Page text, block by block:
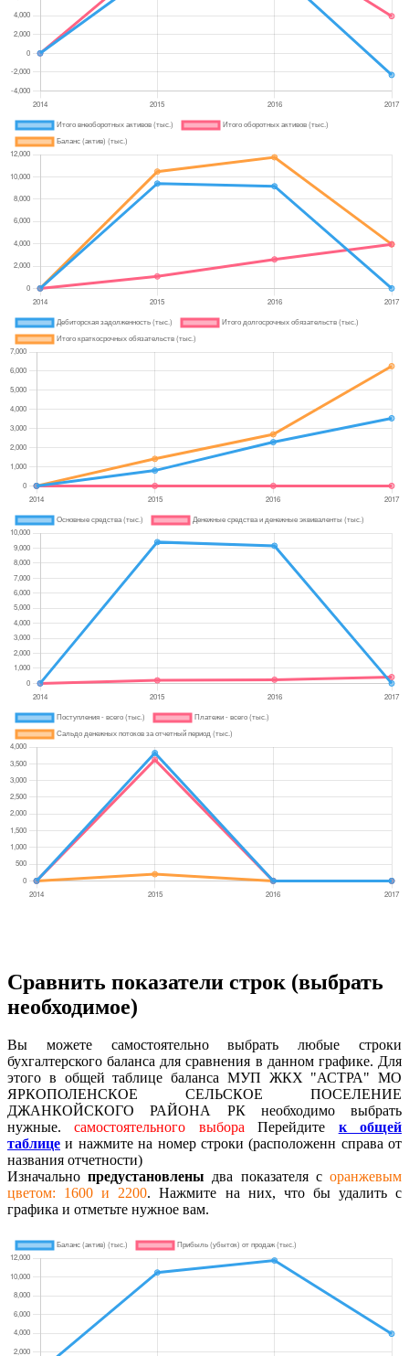
Сравнить показатели строк (выбрать
необходимое)
Вы можете самостоятельно выбрать любые строки
бухгалтерского баланса для сравнения в данном графике. Для
этого в общей таблице баланса МУП ЖКХ "АСТРА" МО
ЯРКОПОЛЕНСКОЕ СЕЛЬСКОЕ ПОСЕЛЕНИЕ
ДЖАНКОЙСКОГО РАЙОНА РК необходимо выбрать
нужные.самостоятельного выбораПерейдите к общей
таблице и нажмите на номер строки (расположенн справа от
названия отчетности)
Изначальнопредустановлены два показателя соранжевым
цветом: 1600 и 2200. Нажмите на них, что бы удалить с
графика и отметьте нужное вам.